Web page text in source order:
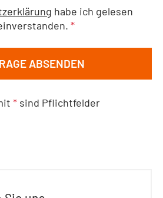
habe ich gelesen
*
ABSENDEN
*sind Pflichtfelder